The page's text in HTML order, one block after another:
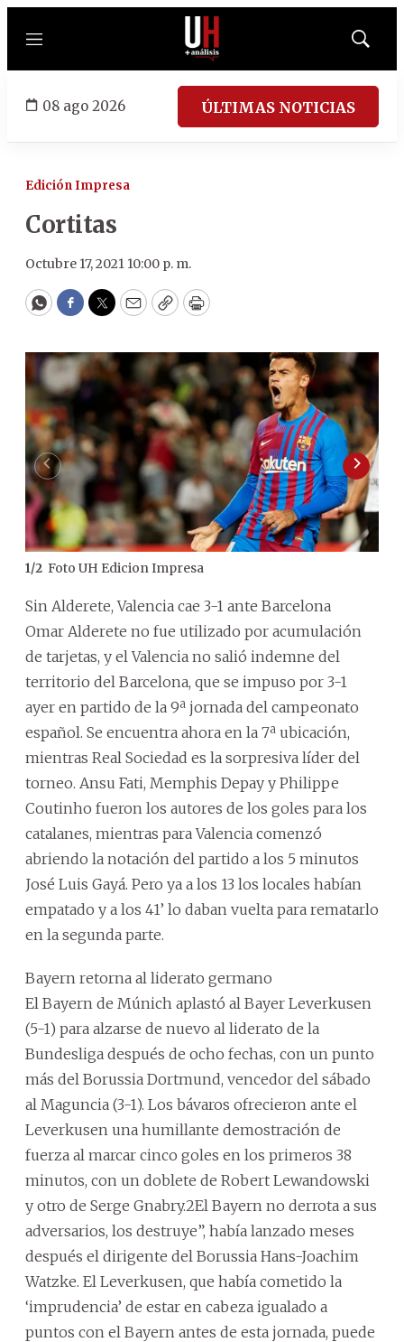
Menú
Mostrar
08 ago 2026 ÚLTIMAS NOTICIAS
Edición Impresa
Cortitas
Octubre 17, 2021 10:00 p. m.
WhatsApp
Facebook
Twitter
EmailCopyPrint
1/2 Foto UH Edicion Impresa
Sin Alderete, Valencia cae 3-1 ante Barcelona
Omar Alderete no fue utilizado por acumulación
de tarjetas, y el Valencia no salió indemne del
territorio del Barcelona, que se impuso por 3-1
ayer en partido de la 9ª jornada del campeonato
español. Se encuentra ahora en la 7ª ubicación,
mientras Real Sociedad es la sorpresiva líder del
torneo. Ansu Fati, Memphis Depay y Philippe
Coutinho fueron los autores de los goles para los
catalanes, mientras para Valencia comenzó
abriendo la notación del partido a los 5 minutos
José Luis Gayá. Pero ya a los 13 los locales habían
empatado y a los 41’ lo daban vuelta para rematarlo
en la segunda parte.
Bayern retorna al liderato germano
El Bayern de Múnich aplastó al Bayer Leverkusen
(5-1) para alzarse de nuevo al liderato de la
Bundesliga después de ocho fechas, con un punto
más del Borussia Dortmund, vencedor del sábado
al Maguncia (3-1). Los bávaros ofrecieron ante el
Leverkusen una humillante demostración de
fuerza al marcar cinco goles en los primeros 38
minutos, con un doblete de Robert Lewandowski
y otro de Serge Gnabry.2El Bayern no derrota a sus
adversarios, los destruye”, había lanzado meses
después el dirigente del Borussia Hans-Joachim
Watzke. El Leverkusen, que había cometido la
‘imprudencia’ de estar en cabeza igualado a
puntos con el Bayern antes de esta jornada, puede